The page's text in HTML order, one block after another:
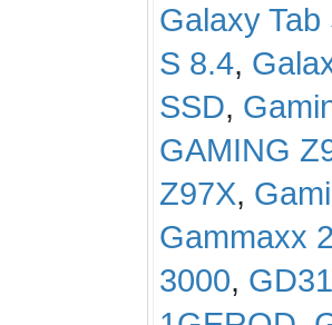
Galaxy Tab
S 8.4,
SSD,
GAMING
Z97X,
Gammaxx
3000, GD31